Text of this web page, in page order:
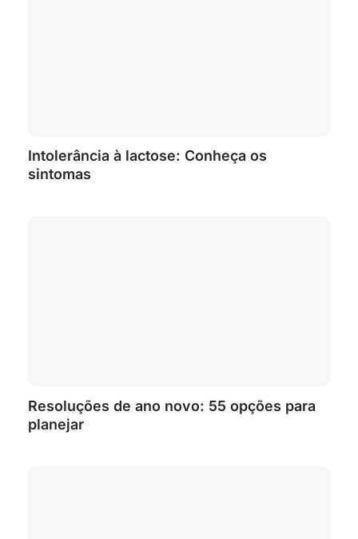
Intolerância à lactose: Conheça os
sintomas
Resoluções de ano novo: 55 opções para
planejar